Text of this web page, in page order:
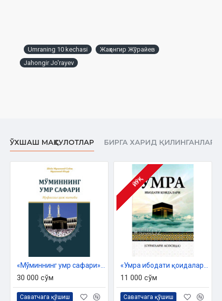
4- кеча
Зикр
7- кеча
Омонат
9- кеча
Роббимизни таниб олайлик
Umraning 10 kechasi
Жаҳонгир Жўрайев
Jahongir Jo'rayev
ЎХШАШ МАҲСУЛОТЛАР БИРГА ХАРИД ҚИЛИНГАНЛАР
30 000 сўм
Саватчага қўшиш
ЙЎҚ
11 000 сўм
Саватчага қўшиш